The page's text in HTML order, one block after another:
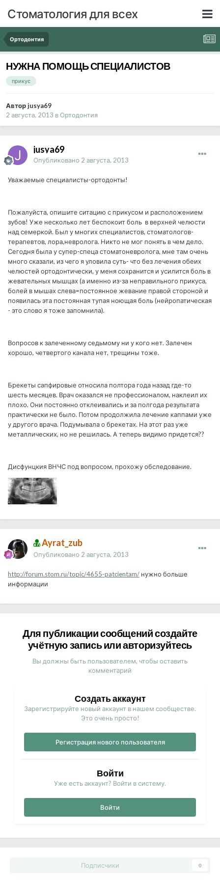
Стоматология для всех
Ортодонтия
НУЖНА ПОМОЩЬ СПЕЦИАЛИСТОВ
прикус
Автор jusya69
2 августа, 2013 в Ортодонтия
jusya69
Опубликовано 2 августа, 2013
Уважаемые специалисты-ортодонты!
Пожалуйста, опишите ситацию с прикусом и расположением
зубов! Уже несколько лет беспокоит боль в верхней челюсти
над семеркой. Был у многих специалистов, стоматологов-
терапевтов, лора,невролога. Никто не мог понять в чем дело.
Сегодня была у супер-спеца стоматоневролога, мне там очень
много сказали, из чего я уловила суть- что без лечения обеих
челюстей ортодонтически, у меня сохранится и усилится боль в
жевательных мышцах (а именно из-за неправильного прикуса,
болей в мышах слева=постоянное жевание правой стороной и
появилась эта постоянная тупая ноющая боль (нейропатическая
- это слово я тоже запомнила).
Вопросов к залеченному седьмому ни у кого нет. Залечен
хорошо, четвертого канала нет, трещины тоже.
Брекеты сапфировые относила полтора года назад где-то
шесть месяцев. Врач оказался не профессионалом, наклеил их
плохо. Они постоянно отклеивались и за полгода результата
практически не было. Потом продолжила лечение каппами уже
у другого врача. Подумывала о брекетах. На этот раз уже
металлических, но не решилась. А теперь видимо придется??
Дисфунцкия ВНЧС под вопросом, прохожу обследование.
Ayrat_zub
Опубликовано 2 августа, 2013
http://forum.stom.ru/topic/4655-patcientam/ нужно больше
информации
Для публикации сообщений создайте
учётную запись или авторизуйтесь
Вы должны быть пользователем, чтобы оставить
комментарий
Создать аккаунт
Зарегистрируйте новый аккаунт в нашем сообществе.
Это очень просто!
Регистрация нового пользователя
Войти
Уже есть аккаунт? Войти в систему.
Войти
Подписчики 0